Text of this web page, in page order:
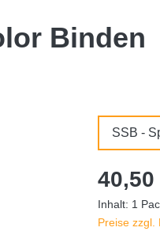
Binden
SSB -
40,50
Inhalt: 1
Preise zzgl.